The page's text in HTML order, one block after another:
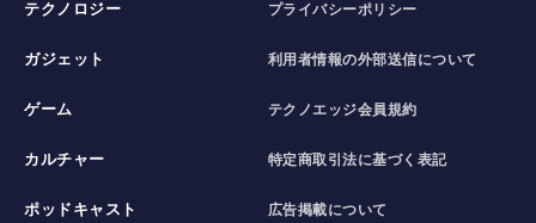
テクノロジー
ガジェット
ゲーム
カルチャー
ポッドキャスト
プライバシーポリシー
利用者情報の外部送信について
テクノエッジ会員規約
特定商取引法に基づく表記
広告掲載について